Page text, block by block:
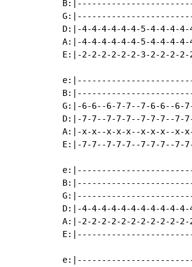
D:|-4-4-4-4-4-4-5-4-4-4-
A:|-4-4-4-4-4-4-5-4-4-4-4-
E:|-2-2-2-2-2-2-3-2-2-
G:|-6-6--6-7-7--7-6-6--6-
D:|-7-7--7-7-7--7-7-7--7-
A:|-x-x--x-x-x--x-x-x--x-
E:|-7-7--7-7-7--7-7-7--7-
D:|-4-4-4-4-4-4-4-4-4-4-
A:|-2-2-2-2-2-2-2-2-2-2-2-